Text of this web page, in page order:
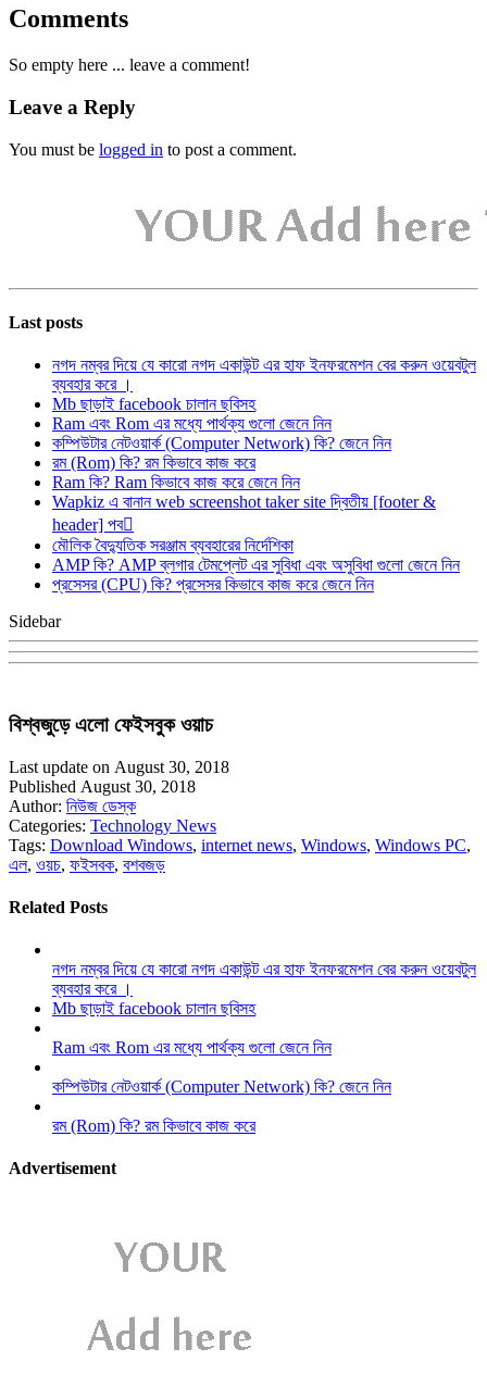
Comments
So empty here ... leave a comment!
Leave a Reply
You must be logged in to post a comment.
Last posts
নগদ নম্বর দিয়ে যে কারো নগদ একাউন্ট এর হাফ ইনফরমেশন বের করুন ওয়েবটুল
ব্যবহার করে ।
Mb ছাড়াই facebook চালান ছবিসহ
Ram এবং Rom এর মধ্যে পার্থক্য গুলো জেনে নিন
কম্পিউটার নেটওয়ার্ক (Computer Network) কি? জেনে নিন
রম (Rom) কি? রম কিভাবে কাজ করে
Ram কি? Ram কিভাবে কাজ করে জেনে নিন
Wapkiz এ বানান web screenshot taker site দ্বিতীয় [footer &
header] পব
মৌলিক বৈদ্যুতিক সরঞ্জাম ব্যবহারের নির্দেশিকা
AMP কি? AMP ব্লগার টেমপ্লেট এর সুবিধা এবং অসুবিধা গুলো জেনে নিন
প্রসেসর (CPU) কি? প্রসেসর কিভাবে কাজ করে জেনে নিন
Sidebar
বিশ্বজুড়ে এলো ফেইসবুক ওয়াচ
Last update on August 30, 2018
Published August 30, 2018
Author: নিউজ ডেস্ক
Categories: Technology News
Tags: Download Windows, internet news, Windows, Windows PC,
এল, ওয়চ, ফইসবক, বশবজড়
Related Posts
নগদ নম্বর দিয়ে যে কারো নগদ একাউন্ট এর হাফ ইনফরমেশন বের করুন ওয়েবটুল
ব্যবহার করে ।
Mb ছাড়াই facebook চালান ছবিসহ
Ram এবং Rom এর মধ্যে পার্থক্য গুলো জেনে নিন
কম্পিউটার নেটওয়ার্ক (Computer Network) কি? জেনে নিন
রম (Rom) কি? রম কিভাবে কাজ করে
Advertisement